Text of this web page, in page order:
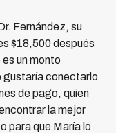
Fernández, su
$18,500 después
un monto
gustaría conectarlo
de pago, quien
la mejor
para que María lo